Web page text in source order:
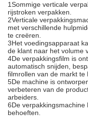
1Sommige verticale
rijstroken verpakken.
2Verticale
met verschillende
te creëren.
3Het voedingsapparaat
de klant naar het volume
4De verpakkingsfilm is
automatisch snijden,
filmrollen van de markt te
5De machine is
verbeteren van de
arbeiders.
6De
behoeften.